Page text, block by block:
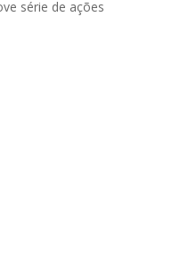
série de ações